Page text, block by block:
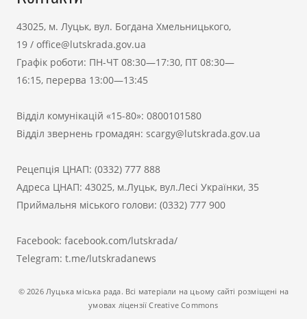
43025, м. Луцьк, вул. Богдана Хмельницького,
19 / office@lutskrada.gov.ua
Графік роботи: ПН-ЧТ 08:30—17:30, ПТ 08:30—
16:15, перерва 13:00—13:45
Відділ комунікацій «15-80»: 0800101580
Відділ звернень громадян: scargy@lutskrada.gov.ua
Рецепція ЦНАП: (0332) 777 888
Адреса ЦНАП: 43025, м.Луцьк, вул.Лесі Українки, 35
Приймальня міського голови: (0332) 777 900
Facebook: facebook.com/lutskrada/
Telegram: t.me/lutskradanews
© 2026 Луцька міська рада. Всі матеріали на цьому сайті розміщені на
умовах ліцензії Creative Commons